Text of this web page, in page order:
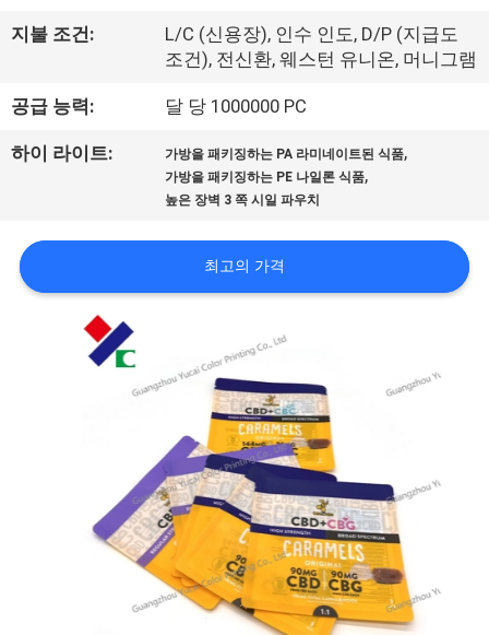
행
리
지불 조건:
L/C (신용장), 인수 인도, D/P (지급도
조건), 전신환, 웨스턴 유니온, 머니그램
공급 능력: 달 당 1000000 PC
하이 라이트: 가방을 패키징하는 PA 라미네이트된 식품,
가방을 패키징하는 PE 나일론 식품,
높은 장벽 3 쪽 시일 파우치
최고의 가격